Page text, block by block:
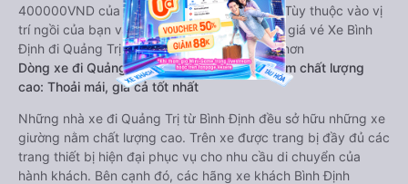
400000VND của hãng xe Tân Quang Dũng. Tùy thuộc vào vị
trí ngồi của bạn và chương trình khuyến mãi, giá vé Xe Bình
Định đi Quảng Trị limousine này có thể sẽ rẻ hơn
Dòng xe đi Quảng Trị từ Bình Định giường nằm chất lượng
cao: Thoải mái, giá cả tốt nhất
Những nhà xe đi Quảng Trị từ Bình Định đều sở hữu những xe
giường nằm chất lượng cao. Trên xe được trang bị đầy đủ các
trang thiết bị hiện đại phục vụ cho nhu cầu di chuyển của
hành khách. Bên cạnh đó, các hãng xe khách Bình Định